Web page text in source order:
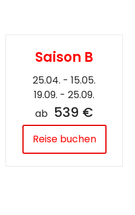
Saison B
25.04. - 15.05.
19.09. - 25.09.
ab 539 €
Reise buchen